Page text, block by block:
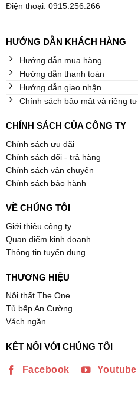
Điện thoại: 0915.256.266
HƯỚNG DẪN KHÁCH HÀNG
Hướng dẫn mua hàng
Hướng dẫn thanh toán
Hướng dẫn giao nhận
Chính sách bảo mật và riêng tư
CHÍNH SÁCH CỦA CÔNG TY
Chính sách ưu đãi
Chính sách đổi - trả hàng
Chính sách vận chuyển
Chính sách bảo hành
VỀ CHÚNG TÔI
Giới thiệu công ty
Quan điểm kinh doanh
Thông tin tuyển dụng
THƯƠNG HIỆU
Nội thất The One
Tủ bếp An Cường
Vách ngăn
KẾT NỐI VỚI CHÚNG TÔI
Facebook Youtube